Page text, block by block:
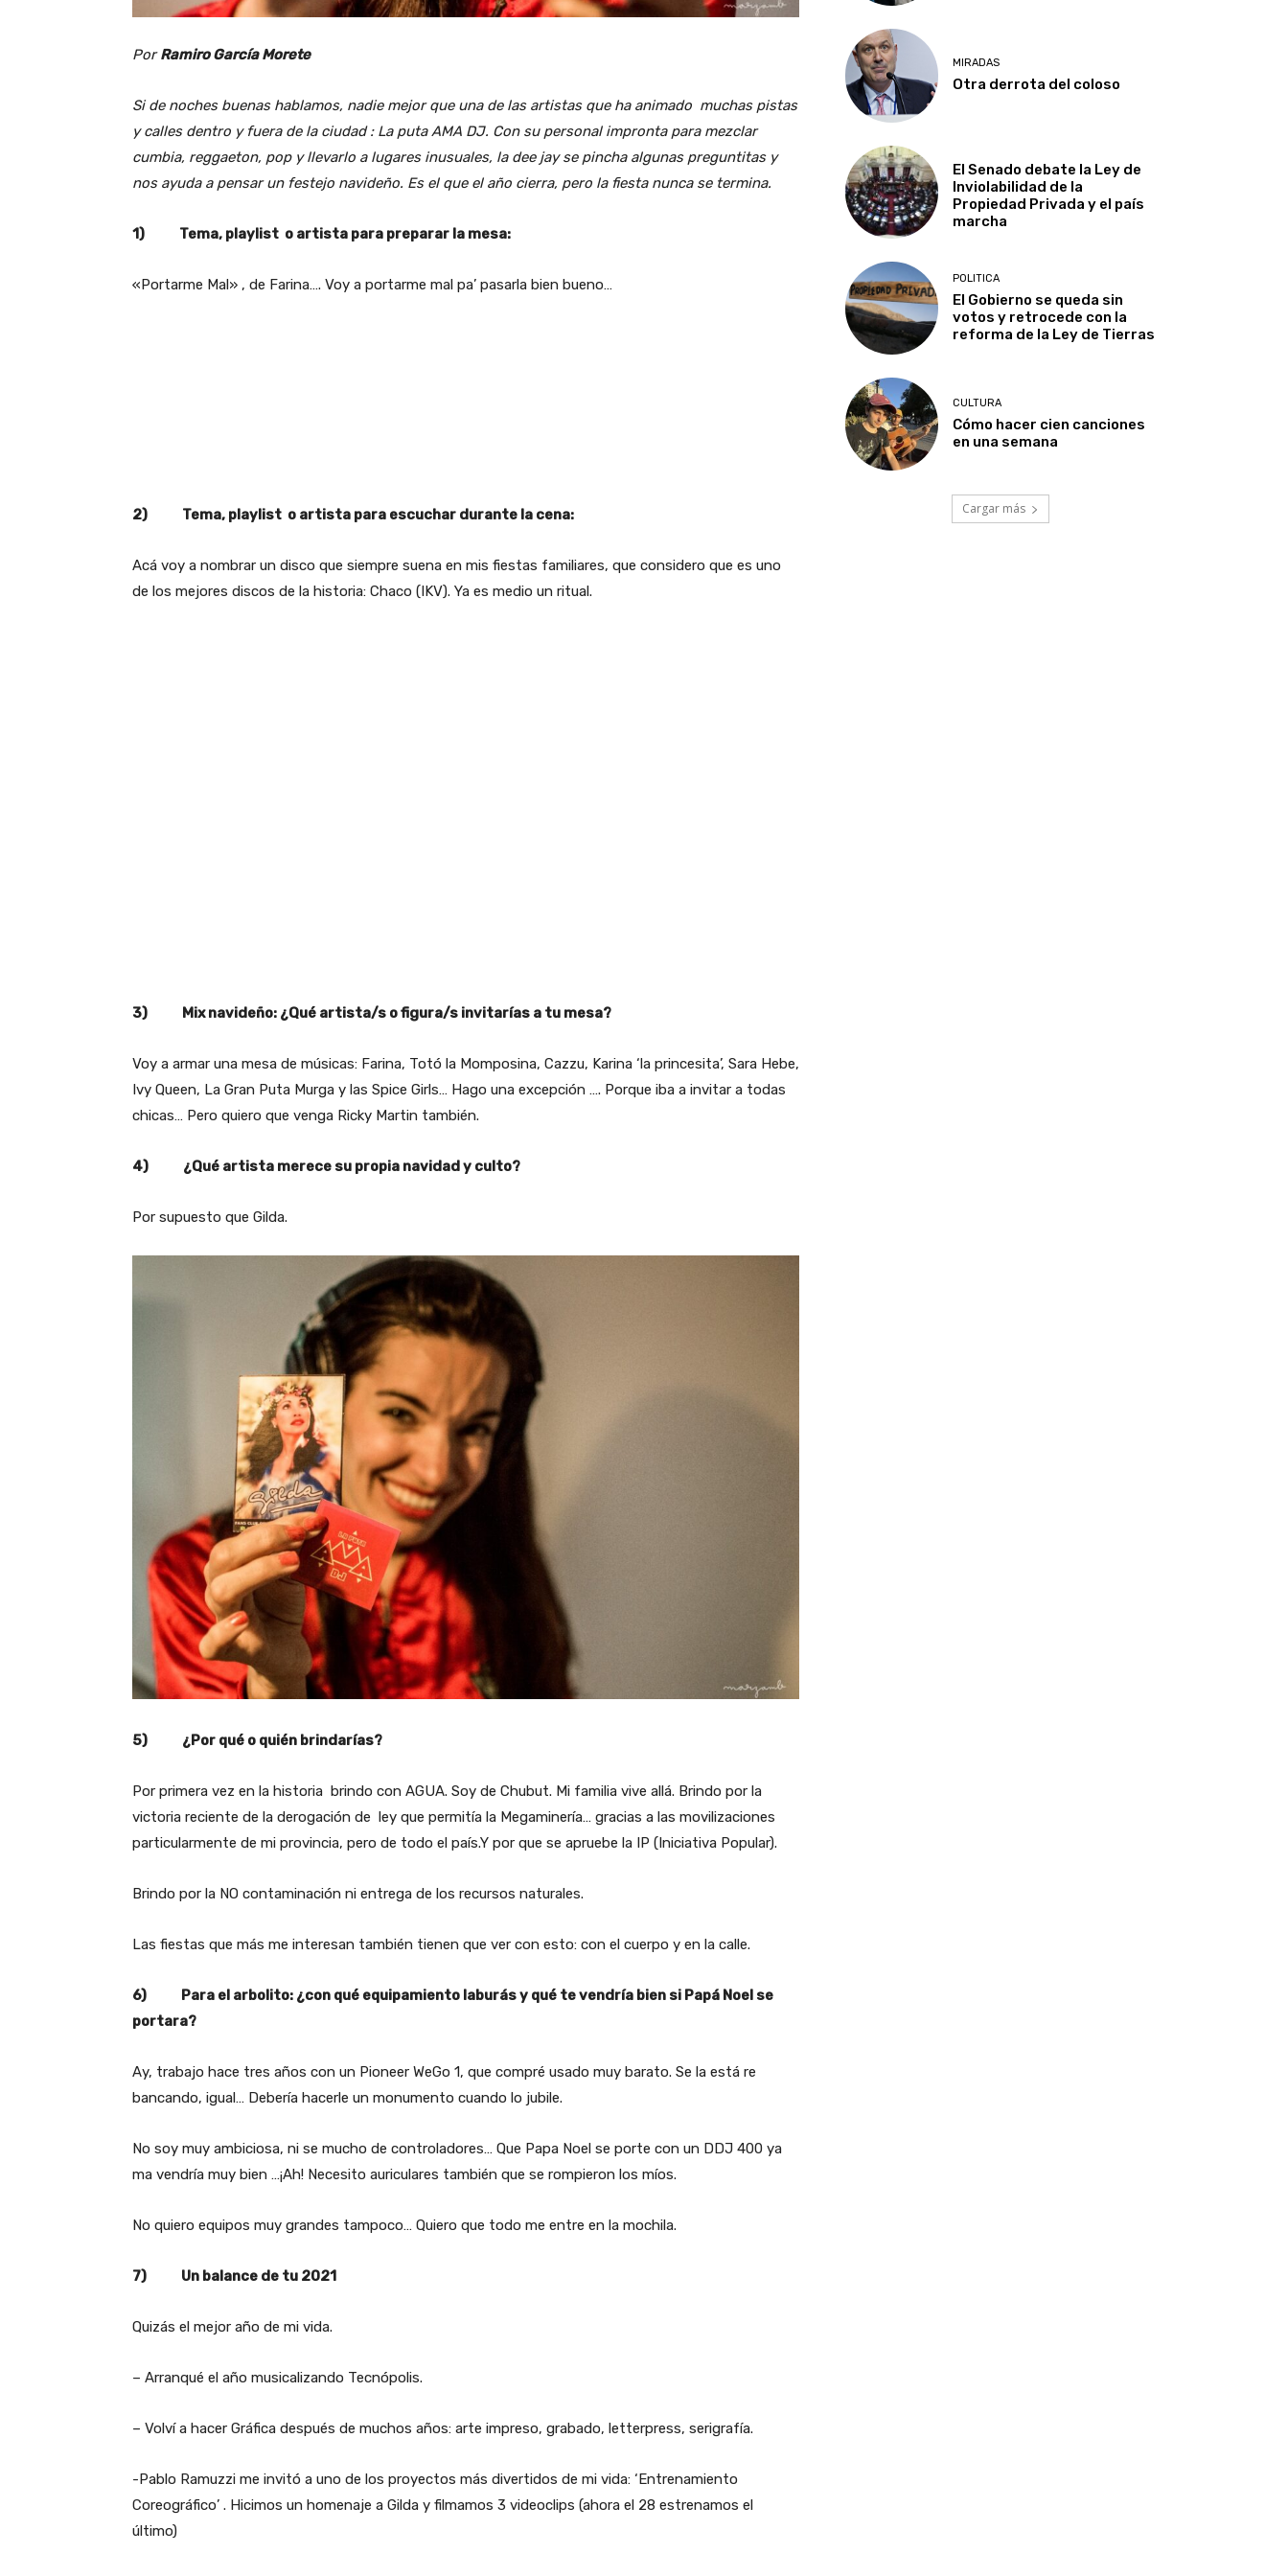
PorRamiro García Morete
Si de noches buenas hablamos, nadie mejor que una de las artistas que ha animado muchas pistas
y calles dentro y fuera de la ciudad : La puta AMA DJ. Con su personal impronta para mezclar
cumbia, reggaeton, pop y llevarlo a lugares inusuales, la dee jay se pincha algunas preguntitas y
nos ayuda a pensar un festejo navideño. Es el que el año cierra, pero la fiesta nunca se termina.
1) Tema, playlist o artista para preparar la mesa:
«Portarme Mal» , de Farina…. Voy a portarme mal pa’ pasarla bien bueno…
2) Tema, playlist o artista para escuchar durante la cena:
Acá voy a nombrar un disco que siempre suena en mis fiestas familiares, que considero que es uno
de los mejores discos de la historia: Chaco (IKV). Ya es medio un ritual.
3) Mix navideño: ¿Qué artista/s o figura/s invitarías a tu mesa?
Voy a armar una mesa de músicas: Farina, Totó la Momposina, Cazzu, Karina ‘la princesita’, Sara Hebe,
Ivy Queen, La Gran Puta Murga y las Spice Girls… Hago una excepción …. Porque iba a invitar a todas
chicas… Pero quiero que venga Ricky Martin también.
4) ¿Qué artista merece su propia navidad y culto?
Por supuesto que Gilda.
5) ¿Por qué o quién brindarías?
Por primera vez en la historia brindo con AGUA. Soy de Chubut. Mi familia vive allá. Brindo por la
victoria reciente de la derogación de ley que permitía la Megaminería… gracias a las movilizaciones
particularmente de mi provincia, pero de todo el país.Y por que se apruebe la IP (Iniciativa Popular).
Brindo por la NO contaminación ni entrega de los recursos naturales.
Las fiestas que más me interesan también tienen que ver con esto: con el cuerpo y en la calle.
6) Para el arbolito: ¿con qué equipamiento laburás y qué te vendría bien si Papá Noel se
portara?
Ay, trabajo hace tres años con un Pioneer WeGo 1, que compré usado muy barato. Se la está re
bancando, igual… Debería hacerle un monumento cuando lo jubile.
No soy muy ambiciosa, ni se mucho de controladores… Que Papa Noel se porte con un DDJ 400 ya
ma vendría muy bien …¡Ah! Necesito auriculares también que se rompieron los míos.
No quiero equipos muy grandes tampoco… Quiero que todo me entre en la mochila.
7) Un balance de tu 2021
Quizás el mejor año de mi vida.
– Arranqué el año musicalizando Tecnópolis.
– Volví a hacer Gráfica después de muchos años: arte impreso, grabado, letterpress, serigrafía.
-Pablo Ramuzzi me invitó a uno de los proyectos más divertidos de mi vida: ‘Entrenamiento
Coreográfico’ . Hicimos un homenaje a Gilda y filmamos 3 videoclips (ahora el 28 estrenamos el
último)
MIRADAS
Otra derrota del coloso
El Senado debate la Ley de
Inviolabilidad de la
Propiedad Privada y el país
marcha
POLITICA
El Gobierno se queda sin
votos y retrocede con la
reforma de la Ley de Tierras
CULTURA
Cómo hacer cien canciones
en una semana
Cargar más